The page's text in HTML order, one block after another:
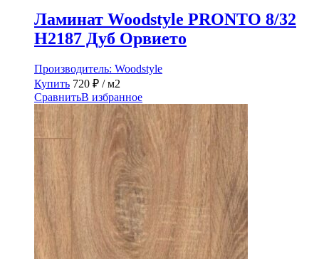
Ламинат Woodstyle PRONTO 8/32
H2187 Дуб Орвието
Производитель: Woodstyle
Купить 720 ₽ / м2
СравнитьВ избранное